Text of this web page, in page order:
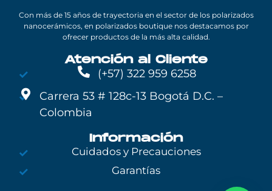
Con más de 15 años de trayectoria en el sector de los polarizados
nanocerámicos, en polarizados boutique nos destacamos por
ofrecer productos de la más alta calidad.
Atención al Cliente
(+57) 322 959 6258
Carrera 53 # 128c-13 Bogotá D.C. –
Colombia
Información
Cuidados y Precauciones
Garantías